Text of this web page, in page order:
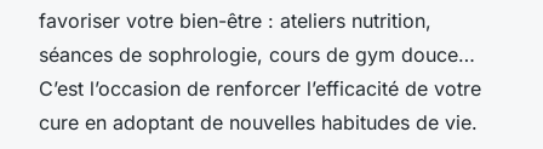
favoriser votre bien-être : ateliers nutrition,
séances de sophrologie, cours de gym douce…
C’est l’occasion de renforcer l’efficacité de votre
cure en adoptant de nouvelles habitudes de vie.